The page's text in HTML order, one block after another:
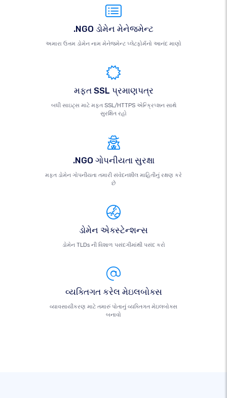
.NGO ડોમેન મેનેજમેન્ટ
અમારા ઉત્તમ ડોમેન નામ મેનેજમેન્ટ પ્લેટફોર્મનો આનંદ માણો
મફત SSL પ્રમાણપત્ર
બધી સાઇટ્સ માટે મફત SSL/HTTPS એન્ક્રિપ્શન સાથે
સુરક્ષિત રહો
.NGO ગોપનીયતા સુરક્ષા
મફત ડોમેન ગોપનીયતા તમારી સંવેદનશીલ માહિતીનું રક્ષણ કરે
છે
ડોમેન એક્સ્ટેન્શન્સ
ડોમેન TLDs ની વિશાળ પસંદગીમાંથી પસંદ કરો
વ્યક્તિગત કરેલ મેઇલબોક્સ
વ્યાવસાયીકરણ માટે તમારું પોતાનું વ્યક્તિગત મેઇલબોક્સ
બનાવો